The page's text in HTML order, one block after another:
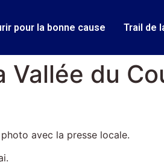
pour la bonne cause Trail de
Vallée du
avec la presse locale.